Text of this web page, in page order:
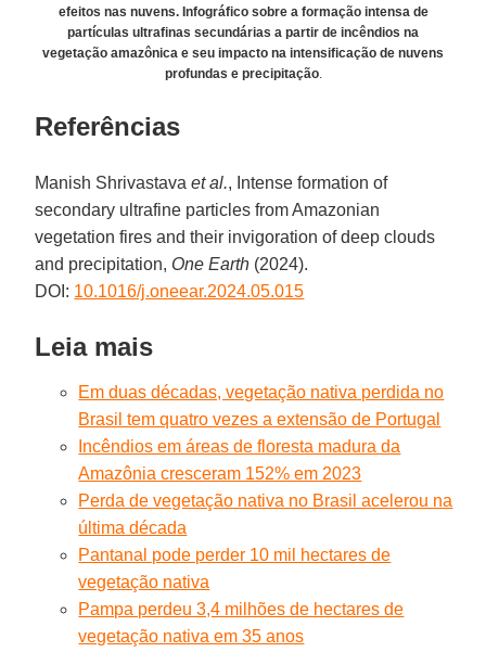
efeitos nas nuvens. Infográfico sobre a formação intensa de
partículas ultrafinas secundárias a partir de incêndios na
vegetação amazônica e seu impacto na intensificação de nuvens
profundas e precipitação.
Referências
Manish Shrivastavaet al., Intense formation of
secondary ultrafine particles from Amazonian
vegetation fires and their invigoration of deep clouds
and precipitation, One Earth (2024).
DOI: 10.1016/j.oneear.2024.05.015
Leia mais
Em duas décadas, vegetação nativa perdida no
Brasil tem quatro vezes a extensão de Portugal
Incêndios em áreas de floresta madura da
Amazônia cresceram 152% em 2023
Perda de vegetação nativa no Brasil acelerou na
última década
Pantanal pode perder 10 mil hectares de
vegetação nativa
Pampa perdeu 3,4 milhões de hectares de
vegetação nativa em 35 anos